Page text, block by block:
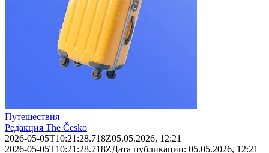
Путешествия
Редакция The Česko
2026-05-05T10:21:28.718Z05.05.2026, 12:21
2026-05-05T10:21:28.718ZДата публикации: 05.05.2026, 12:21